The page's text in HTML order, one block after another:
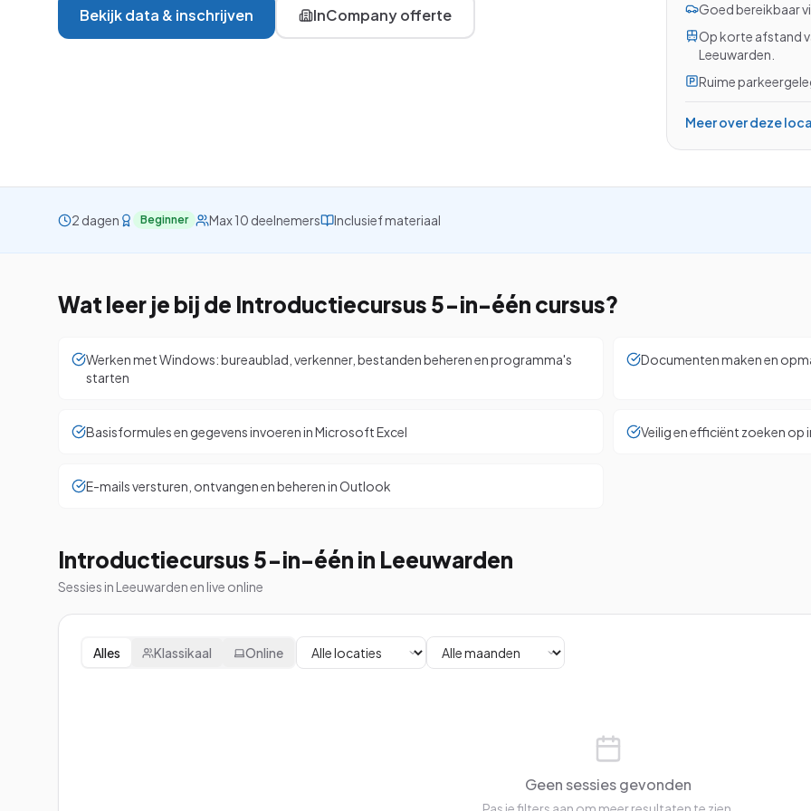
VBA
Op maat, op je eigen locatie
Bekijk data & inschrijven InCompany offerte
Goed bereikbaar
Op korte afstand
Leeuwarden.
Ruime
Meer over deze
2 dagen Beginner Max 10 deelnemers Inclusief materiaal
Wat leer je bij de Introductiecursus 5-in-één cursus?
Werken met Windows: bureaublad, verkenner, bestanden beheren en programma's
starten
Documenten maken en
Basisformules en gegevens invoeren in Microsoft Excel Veilig en efficiënt zoeken op
E-mails versturen, ontvangen en beheren in Outlook
Introductiecursus 5-in-één in Leeuwarden
Sessies in Leeuwarden en live online
Alles Klassikaal Online
Geen sessies gevonden